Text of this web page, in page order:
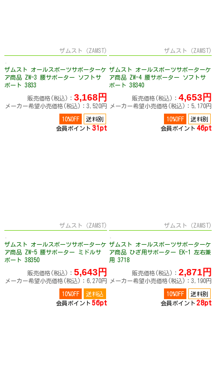
ザムスト（ZAMST)
ザムスト オールスポーツサポーターケ
ア商品 ZW-3 腰サポーター ソフトサ
ポート 3833
販売価格(税込)： 3,168円
メーカー希望小売価格(税込)：3,520円
10%OFF
送料別
会員ポイント 31pt
ザムスト（ZAMST)
ザムスト オールスポーツサポーターケ
ア商品 ZW-4 腰サポーター ソフトサ
ポート 38340
販売価格(税込)： 4,653円
メーカー希望小売価格(税込)：5,170円
10%OFF
送料別
会員ポイント 46pt
ザムスト（ZAMST)
ザムスト オールスポーツサポーターケ
ア商品 ZW-5 腰サポーター ミドルサ
ポート 38350
販売価格(税込)： 5,643円
メーカー希望小売価格(税込)：6,270円
10%OFF
送料込
会員ポイント 56pt
ザムスト（ZAMST)
ザムスト オールスポーツサポーターケ
ア商品 ひざ用サポーター EK-1 左右兼
用 3718
販売価格(税込)： 2,871円
メーカー希望小売価格(税込)：3,190円
10%OFF
送料別
会員ポイント 28pt